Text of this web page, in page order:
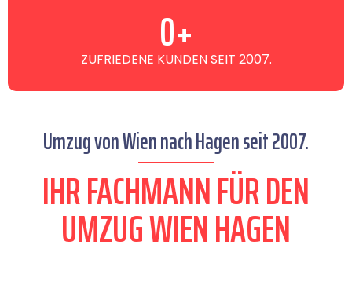
ZUFRIEDENE KUNDEN SEIT 2007.
0+
Umzug von Wien nach Hagen seit 2007.
IHR FACHMANN FÜR DEN
UMZUG WIEN HAGEN